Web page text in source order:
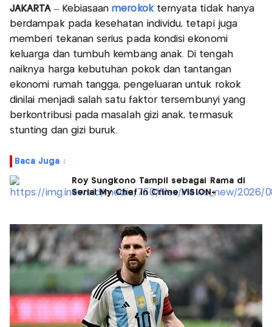
JAKARTA– Kebiasaanmerokokternyata tidak hanya
berdampak pada kesehatan individu, tetapi juga
memberi tekanan serius pada kondisi ekonomi
keluarga dan tumbuh kembang anak. Di tengah
naiknya harga kebutuhan pokok dan tantangan
ekonomi rumah tangga, pengeluaran untuk rokok
dinilai menjadi salah satu faktor tersembunyi yang
berkontribusi pada masalah gizi anak, termasuk
stunting dan gizi buruk.
Baca Juga :
Roy Sungkono Tampil sebagai Rama di
Serial My Chef in Crime VISION+